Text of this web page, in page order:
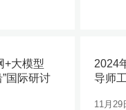
+大模型
国际研讨
2024
导师
11月